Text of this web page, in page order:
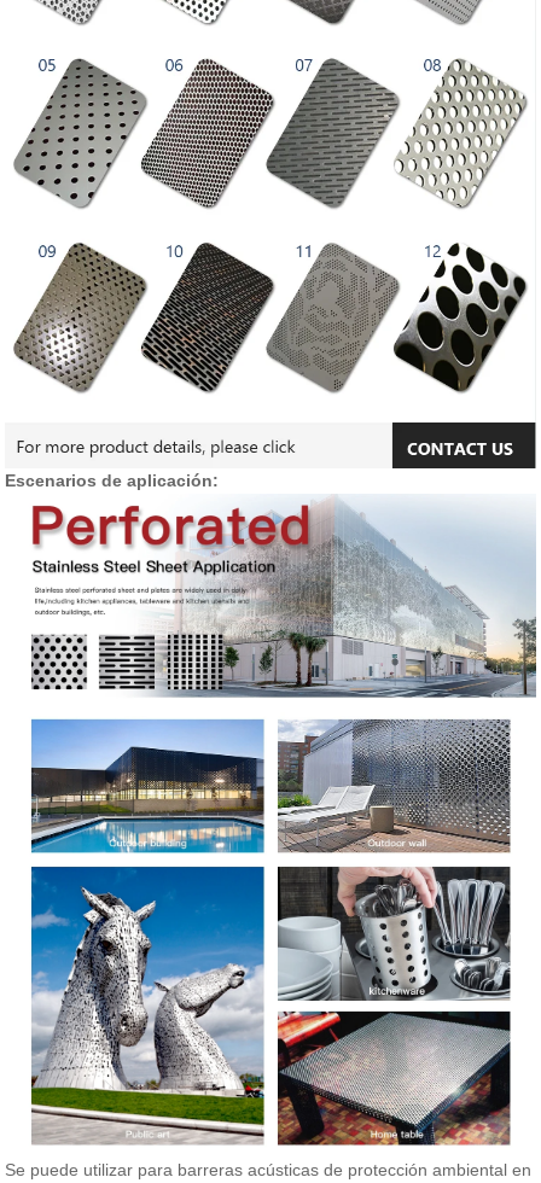
Escenarios de aplicación:
Se puede utilizar para barreras acústicas de protección ambiental en